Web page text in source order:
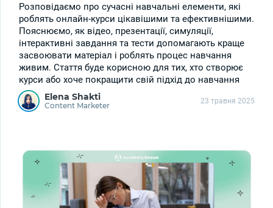
Розповідаємо про сучасні навчальні елементи, які
роблять онлайн-курси цікавішими та ефективнішими.
Пояснюємо, як відео, презентації, симуляції,
інтерактивні завдання та тести допомагають краще
засвоювати матеріал і роблять процес навчання
живим. Стаття буде корисною для тих, хто створює
курси або хоче покращити свій підхід до навчання
Elena Shakti
Content Marketer 23 травня 2025